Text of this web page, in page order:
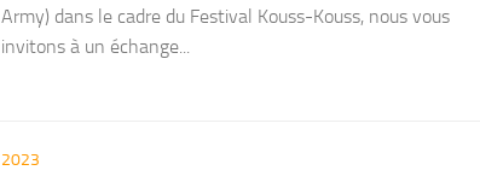
Army) dans le cadre du Festival Kouss-Kouss, nous vous
invitons à un échange...
2023